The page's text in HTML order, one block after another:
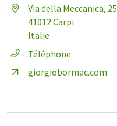
Via della Meccanica, 25
41012 Carpi
Italie
Téléphone
giorgiobormac.com